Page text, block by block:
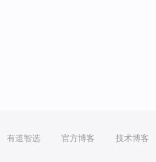
有道智选 官方博客 技术博客